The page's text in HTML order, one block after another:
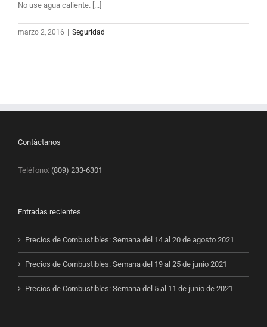
No use agua caliente. [...]
marzo 2, 2016 Seguridad
Contáctanos
Teléfono: (809) 233-6301
Entradas recientes
Precios de Combustibles: Semana del 14 al 20 de agosto 2021
Precios de Combustibles: Semana del 19 al 25 de junio 2021
Precios de Combustibles: Semana del 5 al 11 de junio de 2021